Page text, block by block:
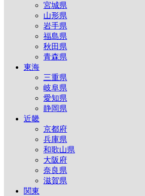
宮城県
山形県
岩手県
福島県
秋田県
青森県
東海
三重県
岐阜県
愛知県
静岡県
近畿
京都府
兵庫県
和歌山県
大阪府
奈良県
滋賀県
関東